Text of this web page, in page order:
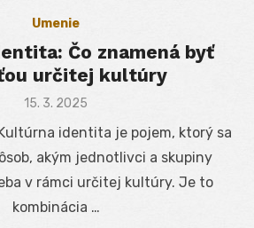
Umenie
Čo znamená byť
určitej kultúry
Posted
15. 3. 2025
identita je pojem, ktorý sa
akým jednotlivci a skupiny
v rámci určitej kultúry. Je to
kombinácia …